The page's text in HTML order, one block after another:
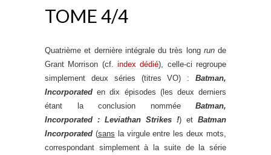
TOME 4/4
Quatrième et dernière intégrale du très long runde
Grant Morrison (cf. index dédié), celle-ci regroupe
simplement deux séries (titres VO) : Batman,
Incorporated en dix épisodes (les deux derniers
étant la conclusion nommée Batman,
Incorporated : Leviathan Strikes !) et Batman
Incorporated (sans la virgule entre les deux mots,
correspondant simplement à la suite de la série